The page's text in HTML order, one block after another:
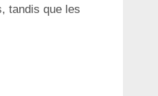
tandis que les